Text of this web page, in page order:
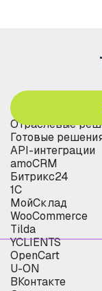
Отраслевые
Готовые
API-интеграции
amoCRM
Битрикс24
1С
МойСклад
WooCommerce
Tilda
YCLIENTS
OpenCart
U-ON
ВКонтакте